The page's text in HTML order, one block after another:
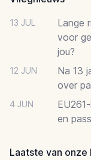
13 JUL
Lange
voor
jou?
12 JUN
Na 13
over
4 JUN
en
Laatste van onze